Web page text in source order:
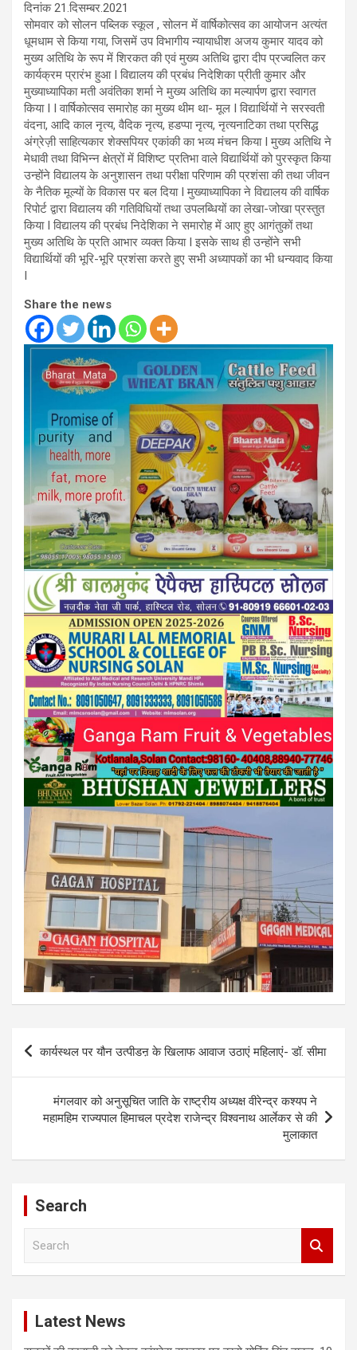
दिनांक 21.दिसम्बर.2021
सोमवार को सोलन पब्लिक स्कूल , सोलन में वार्षिकोत्सव का आयोजन अत्यंत
धूमधाम से किया गया, जिसमें उप विभागीय न्यायाधीश अजय कुमार यादव को
मुख्य अतिथि के रूप में शिरकत की एवं मुख्य अतिथि द्वारा दीप प्रज्वलित कर
कार्यक्रम प्रारंभ हुआ I विद्यालय की प्रबंध निदेशिका प्रीती कुमार और
मुख्याध्यापिका मती अवंतिका शर्मा ने मुख्य अतिथि का मल्यार्पण द्वारा स्वागत
किया I I वार्षिकोत्सव समारोह का मुख्य थीम था- मूल I विद्यार्थियों ने सरस्वती
वंदना, आदि काल नृत्य, वैदिक नृत्य, हडप्पा नृत्य, नृत्यनाटिका तथा प्रसिद्ध
अंग्रेज़ी साहित्यकार शेक्सपियर एकांकी का भव्य मंचन किया I मुख्य अतिथि ने
मेधावी तथा विभिन्न क्षेत्रों में विशिष्ट प्रतिभा वाले विद्यार्थियों को पुरस्कृत किया
उन्होंने विद्यालय के अनुशासन तथा परीक्षा परिणाम की प्रशंसा की तथा जीवन
के नैतिक मूल्यों के विकास पर बल दिया I मुख्याध्यापिका ने विद्यालय की वार्षिक
रिपोर्ट द्वारा विद्यालय की गतिविधियों तथा उपलब्धियों का लेखा-जोखा प्रस्तुत
किया I विद्यालय की प्रबंध निदेशिका ने समारोह में आए हुए आगंतुकों तथा
मुख्य अतिथि के प्रति आभार व्यक्त किया I इसके साथ ही उन्होंने सभी
विद्यार्थियों की भूरि-भूरि प्रशंसा करते हुए सभी अध्यापकों का भी धन्यवाद किया
Share the news
Post
कार्यस्थल पर यौन उत्पीडऩ के खिलाफ आवाज उठाएं महिलाएं- डॉ. सीमा
मंगलवार को अनुसूचित जाति के राष्ट्रीय अध्यक्ष वीरेन्द्र कश्यप ने
महामहिम राज्यपाल हिमाचल प्रदेश राजेन्द्र विश्वनाथ आर्लेकर से की
मुलाकात
Search
Latest News